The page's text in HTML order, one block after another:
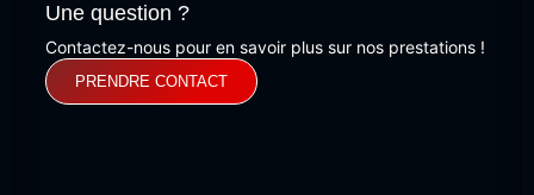
Une question ?
Contactez-nous pour en savoir plus sur nos prestations !
PRENDRE CONTACT